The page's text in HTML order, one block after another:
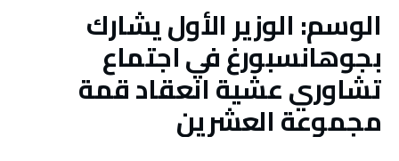
الوسم:الوزير الأول يشارك
بجوهانسبورغ في اجتماع
تشاوري عشية انعقاد قمة
مجموعة العشرين